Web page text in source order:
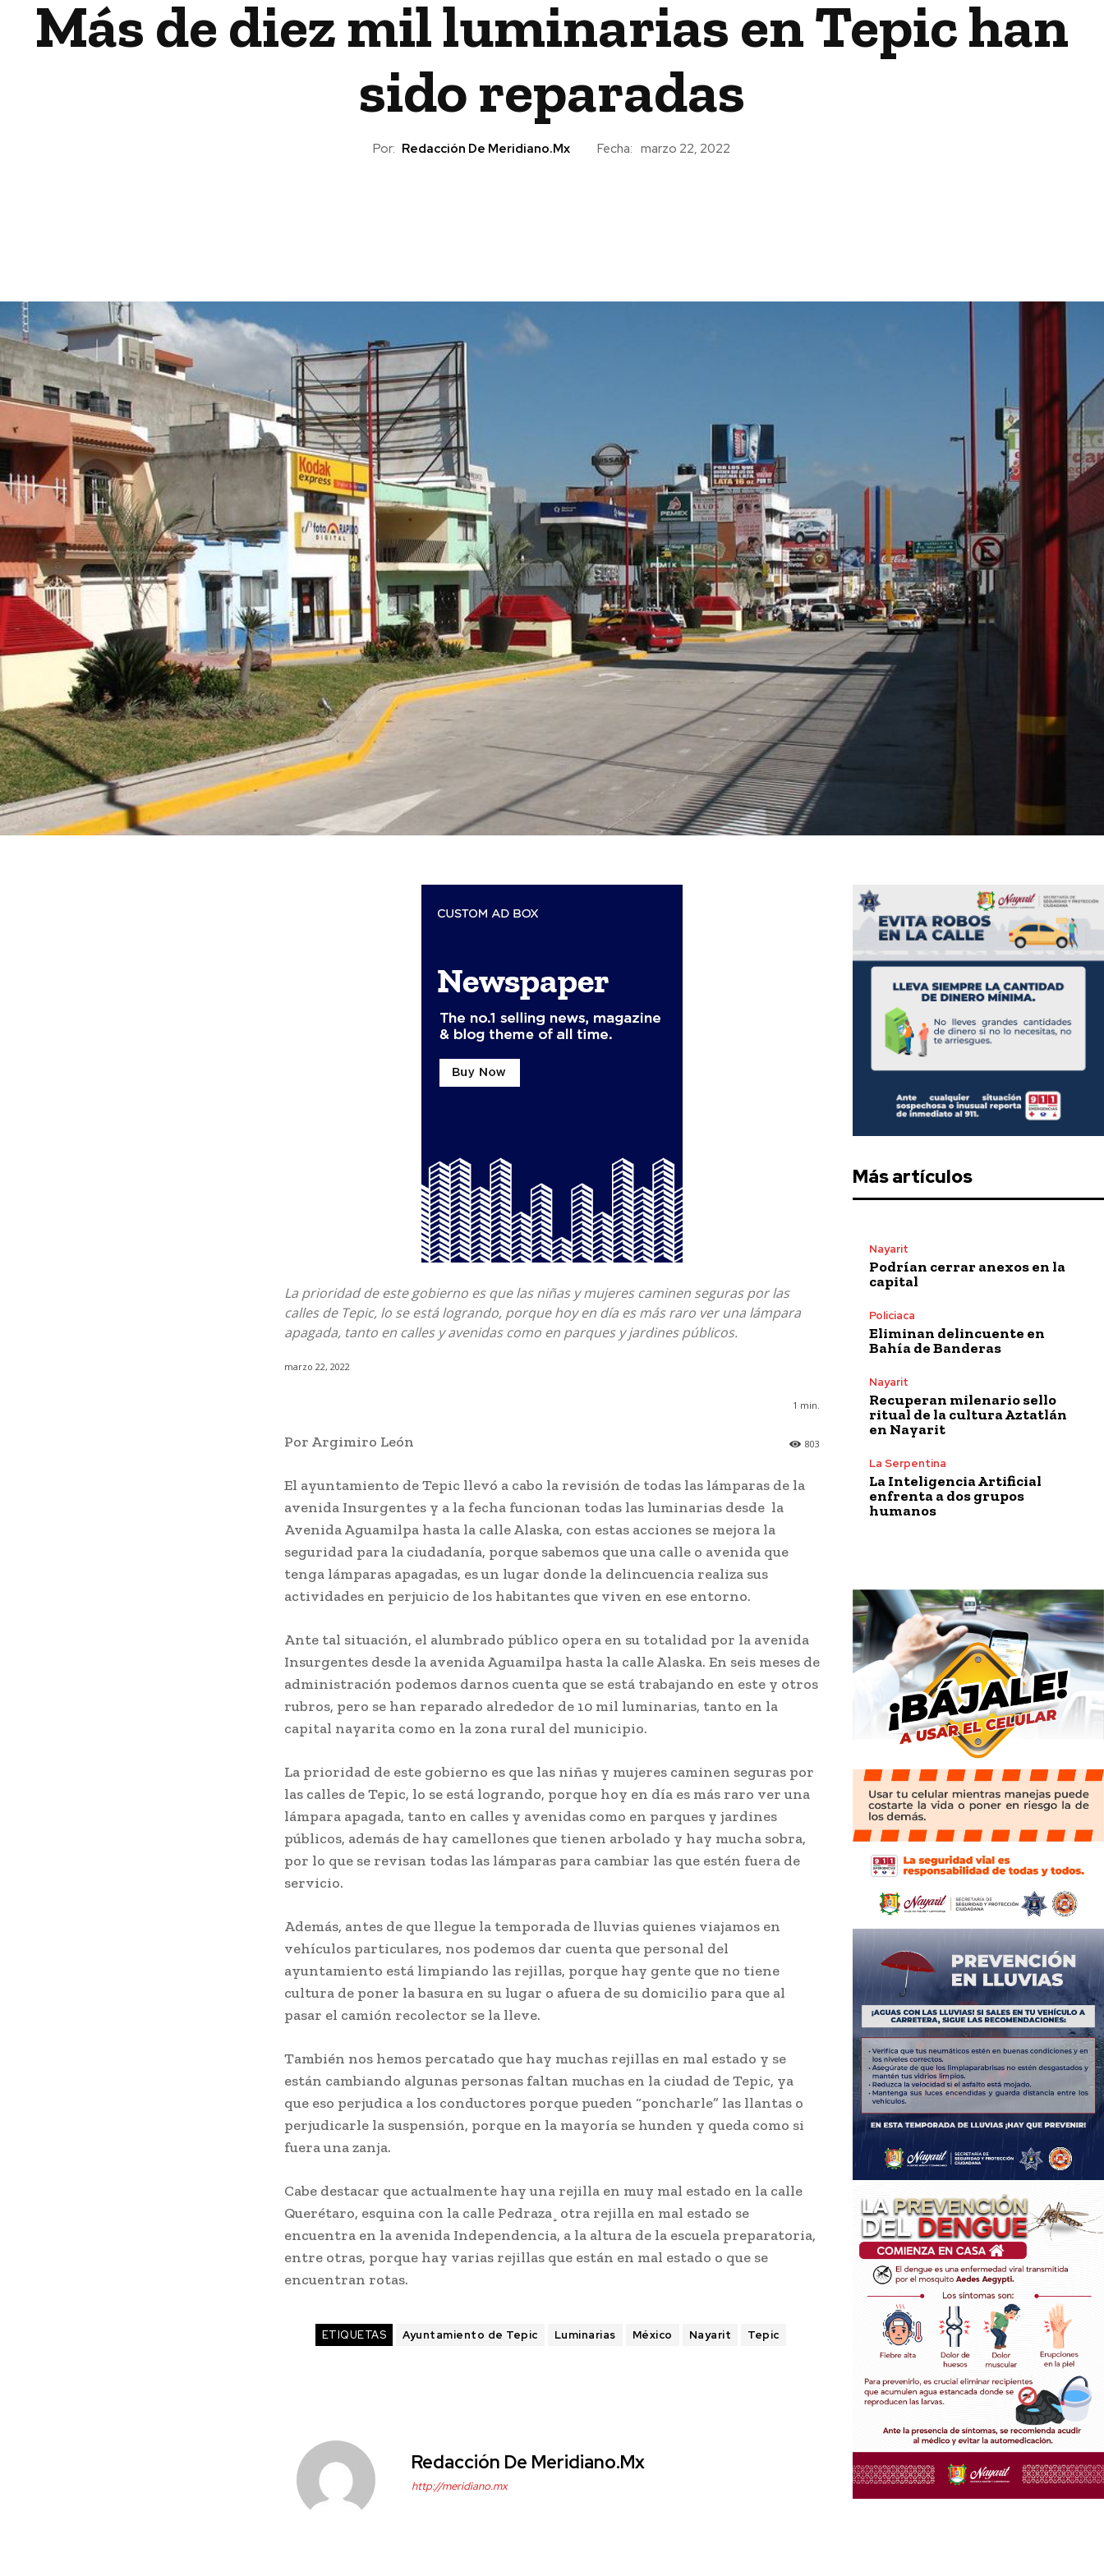
Más de diez mil luminarias en Tepic han
sido reparadas
Por: Redacción De Meridiano.mx Fecha: marzo 22, 2022
La prioridad de este gobierno es que las niñas y mujeres caminen seguras por las
calles de Tepic, lo se está logrando, porque hoy en día es más raro ver una lámpara
apagada, tanto en calles y avenidas como en parques y jardines públicos.
marzo 22, 2022
1 min.
803
Por Argimiro León
El ayuntamiento de Tepic llevó a cabo la revisión de todas las lámparas de la
avenida Insurgentes y a la fecha funcionan todas las luminarias desde la
Avenida Aguamilpa hasta la calle Alaska, con estas acciones se mejora la
seguridad para la ciudadanía, porque sabemos que una calle o avenida que
tenga lámparas apagadas, es un lugar donde la delincuencia realiza sus
actividades en perjuicio de los habitantes que viven en ese entorno.
Ante tal situación, el alumbrado público opera en su totalidad por la avenida
Insurgentes desde la avenida Aguamilpa hasta la calle Alaska. En seis meses de
administración podemos darnos cuenta que se está trabajando en este y otros
rubros, pero se han reparado alrededor de 10 mil luminarias, tanto en la
capital nayarita como en la zona rural del municipio.
La prioridad de este gobierno es que las niñas y mujeres caminen seguras por
las calles de Tepic, lo se está logrando, porque hoy en día es más raro ver una
lámpara apagada, tanto en calles y avenidas como en parques y jardines
públicos, además de hay camellones que tienen arbolado y hay mucha sobra,
por lo que se revisan todas las lámparas para cambiar las que estén fuera de
servicio.
Además, antes de que llegue la temporada de lluvias quienes viajamos en
vehículos particulares, nos podemos dar cuenta que personal del
ayuntamiento está limpiando las rejillas, porque hay gente que no tiene
cultura de poner la basura en su lugar o afuera de su domicilio para que al
pasar el camión recolector se la lleve.
También nos hemos percatado que hay muchas rejillas en mal estado y se
están cambiando algunas personas faltan muchas en la ciudad de Tepic, ya
que eso perjudica a los conductores porque pueden “poncharle” las llantas o
perjudicarle la suspensión, porque en la mayoría se hunden y queda como si
fuera una zanja.
Cabe destacar que actualmente hay una rejilla en muy mal estado en la calle
Querétaro, esquina con la calle Pedraza¸ otra rejilla en mal estado se
encuentra en la avenida Independencia, a la altura de la escuela preparatoria,
entre otras, porque hay varias rejillas que están en mal estado o que se
encuentran rotas.
ETIQUETAS Ayuntamiento de Tepic Luminarias México Nayarit Tepic
Redacción De Meridiano.mx
http://meridiano.mx
Más artículos
Nayarit
Podrían cerrar anexos en la
capital
Policiaca
Eliminan delincuente en
Bahía de Banderas
Nayarit
Recuperan milenario sello
ritual de la cultura Aztatlán
en Nayarit
La Serpentina
La Inteligencia Artificial
enfrenta a dos grupos
humanos